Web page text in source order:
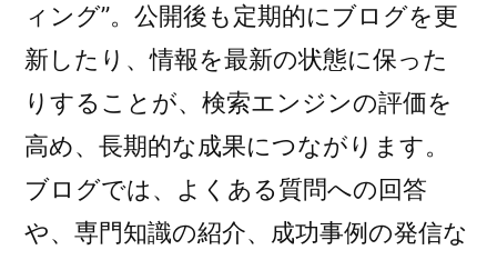
ィング”。公開後も定期的にブログを更
新したり、情報を最新の状態に保った
りすることが、検索エンジンの評価を
高め、長期的な成果につながります。
ブログでは、よくある質問への回答
や、専門知識の紹介、成功事例の発信な